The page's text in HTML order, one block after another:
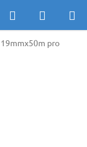
Hledat
KOŠÍK
pro